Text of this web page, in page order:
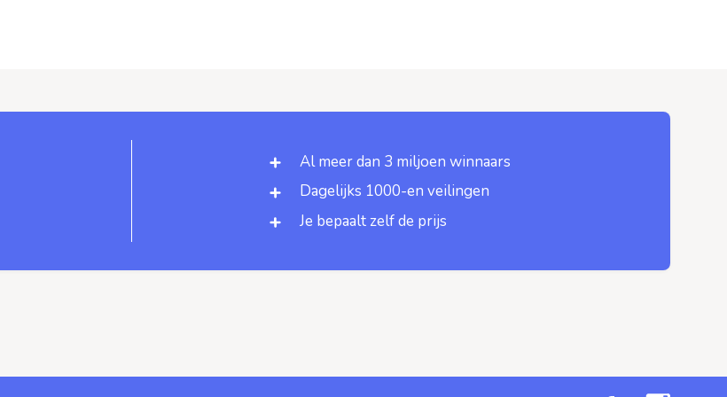
Al meer dan 3 miljoen winnaars
Dagelijks 1000-en veilingen
Je bepaalt zelf de prijs